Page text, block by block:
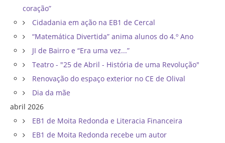
coração”
Cidadania em ação na EB1 de Cercal
“Matemática Divertida” anima alunos do 4.º Ano
JI de Bairro e “Era uma vez...”
Teatro - "25 de Abril - História de uma Revolução"
Renovação do espaço exterior no CE de Olival
Dia da mãe
abril 2026
EB1 de Moita Redonda e Literacia Financeira
EB1 de Moita Redonda recebe um autor